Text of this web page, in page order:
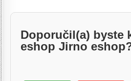
Doporučil(a) byste
eshop Jirno